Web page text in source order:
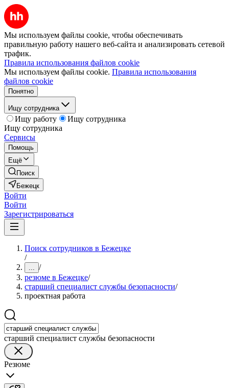
Мы используем файлы cookie, чтобы обеспечивать
правильную работу нашего веб-сайта и анализировать сетевой
трафик.
Правила использования файлов cookie
Мы используем файлы cookie. Правила использования
файлов cookie
Понятно
Ищу сотрудника
Ищу работу
Ищу сотрудника
Ищу сотрудника
Сервисы
Помощь
Ещё
Поиск
Бежецк
Войти
Войти
Зарегистрироваться
Поиск сотрудников в Бежецке
/
... /
резюме в Бежецке/
старший специалист службы безопасности/
проектная работа
старший специалист службы безопасности
Резюме